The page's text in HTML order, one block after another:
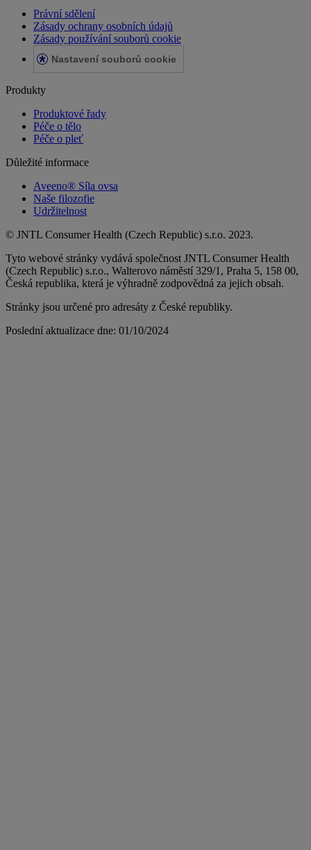
Právní sdělení
Zásady ochrany osobních údajů
Zásady používání souborů cookie
Nastavení souborů cookie
Produkty
Produktové řady
Péče o tělo
Péče o pleť
Důležité informace
Aveeno® Síla ovsa
Naše filozofie
Udržitelnost
© JNTL Consumer Health (Czech Republic) s.r.o. 2023.
Tyto webové stránky vydává společnost JNTL Consumer Health
(Czech Republic) s.r.o., Walterovo náměstí 329/1, Praha 5, 158 00,
Česká republika, která je výhradně zodpovědná za jejich obsah.
Stránky jsou určené pro adresáty z České republiky.
Poslední aktualizace dne: 01/10/2024